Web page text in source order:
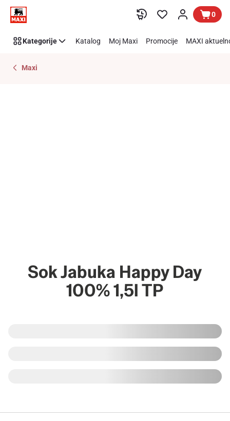
Preskoči link 0
Kategorije Katalog Moj Maxi Promocije MAXI
Maxi
Sok Jabuka Happy Day
100% 1,5l TP